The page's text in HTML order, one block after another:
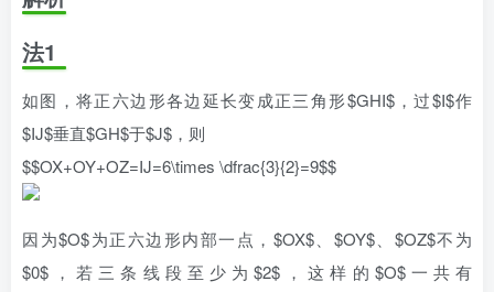
法1
如图，将正六边形各边延长变成正三角形$GHI$，过$I$作
$IJ$垂直$GH$于$J$，则
$$OX+OY+OZ=IJ=6\times \dfrac{3}{2}=9$$
因为$O$为正六边形内部一点，$OX$、$OY$、$OZ$不为
$0$，若三条线段至少为$2$，这样的$O$一共有